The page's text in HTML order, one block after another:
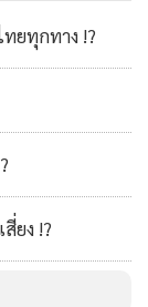
การหยุด
ฏกรรมของ
ดชอบอันยิ่ง
เลิก MOU ปี
ลวเหล่านี้ได้
างออก
อ็นแล้ว ย้ำ
อน ที่ประชุม
ยทุกทาง !?
ยง !?